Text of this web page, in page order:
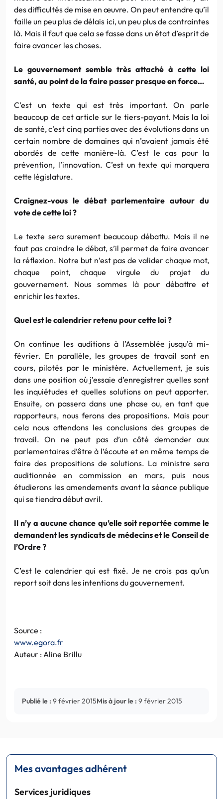
des difficultés de mise en œuvre. On peut entendre qu’il
faille un peu plus de délais ici, un peu plus de contraintes
là. Mais il faut que cela se fasse dans un état d’esprit de
faire avancer les choses.
Le gouvernement semble très attaché à cette loi
santé, au point de la faire passer presque en force…
C’est un texte qui est très important. On parle
beaucoup de cet article sur le tiers-payant. Mais la loi
de santé, c’est cinq parties avec des évolutions dans un
certain nombre de domaines qui n’avaient jamais été
abordés de cette manière-là. C’est le cas pour la
prévention, l’innovation. C’est un texte qui marquera
cette législature.
Craignez-vous le débat parlementaire autour du
vote de cette loi ?
Le texte sera surement beaucoup débattu. Mais il ne
faut pas craindre le débat, s’il permet de faire avancer
la réflexion. Notre but n’est pas de valider chaque mot,
chaque point, chaque virgule du projet du
gouvernement. Nous sommes là pour débattre et
enrichir les textes.
Quel est le calendrier retenu pour cette loi ?
On continue les auditions à l’Assemblée jusqu’à mi-
février. En parallèle, les groupes de travail sont en
cours, pilotés par le ministère. Actuellement, je suis
dans une position où j’essaie d’enregistrer quelles sont
les inquiétudes et quelles solutions on peut apporter.
Ensuite, on passera dans une phase ou, en tant que
rapporteurs, nous ferons des propositions. Mais pour
cela nous attendons les conclusions des groupes de
travail. On ne peut pas d’un côté demander aux
parlementaires d’être à l’écoute et en même temps de
faire des propositions de solutions. La ministre sera
auditionnée en commission en mars, puis nous
étudierons les amendements avant la séance publique
qui se tiendra début avril.
Il n’y a aucune chance qu’elle soit reportée comme le
demandent les syndicats de médecins et le Conseil de
l’Ordre ?
C’est le calendrier qui est fixé. Je ne crois pas qu’un
report soit dans les intentions du gouvernement.
Source :
www.egora.fr
Auteur : Aline Brillu
Publié le : 9 février 2015Mis à jour le : 9 février 2015
Mes avantages adhérent
Services juridiques